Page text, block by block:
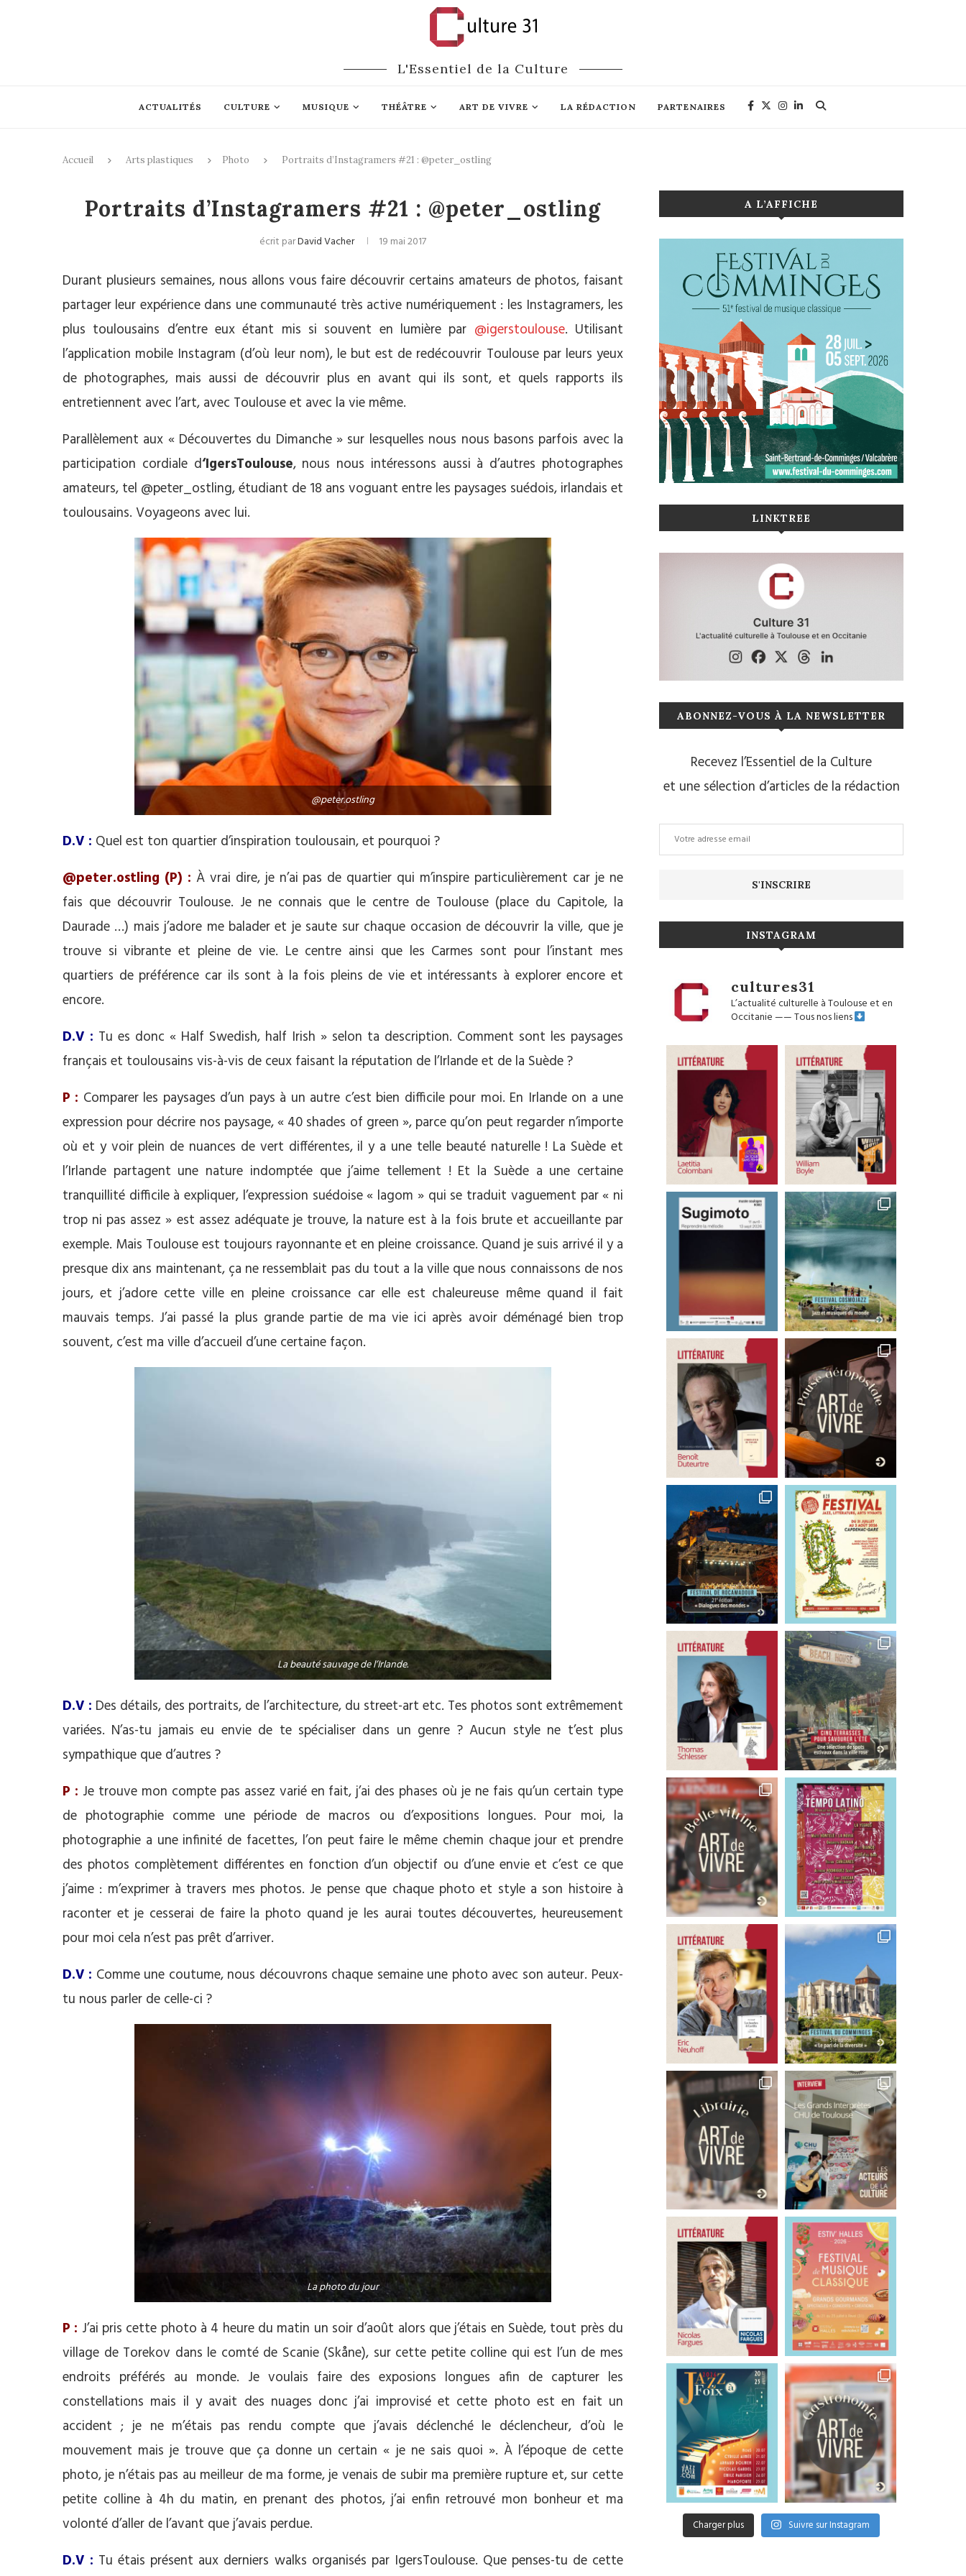
L'Essentiel de la Culture
ACTUALITÉS CULTURE MUSIQUE THÉÂTRE ART DE VIVRE LA RÉDACTION PARTENAIRES
Accueil Arts plastiques Photo Portraits d’Instagramers #21 : @peter_ostling
Portraits d’Instagramers #21 : @peter_ostling
écrit parDavid Vacher 19 mai 2017
Durant plusieurs semaines, nous allons vous faire découvrir certains amateurs de photos, faisant
partager leur expérience dans une communauté très active numériquement : les Instagramers, les
plus toulousains d’entre eux étant mis si souvent en lumière par @igerstoulouse. Utilisant
l’application mobile Instagram (d’où leur nom), le but est de redécouvrir Toulouse par leurs yeux
de photographes, mais aussi de découvrir plus en avant qui ils sont, et quels rapports ils
entretiennent avec l’art, avec Toulouse et avec la vie même.
Parallèlement aux « Découvertes du Dimanche » sur lesquelles nous nous basons parfois avec la
participation cordiale d‘IgersToulouse, nous nous intéressons aussi à d’autres photographes
amateurs, tel @peter_ostling, étudiant de 18 ans voguant entre les paysages suédois, irlandais et
toulousains. Voyageons avec lui.
@peter.ostling
D.V : Quel est ton quartier d’inspiration toulousain, et pourquoi ?
@peter.ostling (P) : À vrai dire, je n’ai pas de quartier qui m’inspire particulièrement car je ne
fais que découvrir Toulouse. Je ne connais que le centre de Toulouse (place du Capitole, la
Daurade …) mais j’adore me balader et je saute sur chaque occasion de découvrir la ville, que je
trouve si vibrante et pleine de vie. Le centre ainsi que les Carmes sont pour l’instant mes
quartiers de préférence car ils sont à la fois pleins de vie et intéressants à explorer encore et
encore.
D.V : Tu es donc « Half Swedish, half Irish » selon ta description. Comment sont les paysages
français et toulousains vis-à-vis de ceux faisant la réputation de l’Irlande et de la Suède ?
P : Comparer les paysages d’un pays à un autre c’est bien difficile pour moi. En Irlande on a une
expression pour décrire nos paysage, « 40 shades of green », parce qu’on peut regarder n’importe
où et y voir plein de nuances de vert différentes, il y a une telle beauté naturelle ! La Suède et
l’Irlande partagent une nature indomptée que j’aime tellement ! Et la Suède a une certaine
tranquillité difficile à expliquer, l’expression suédoise « lagom » qui se traduit vaguement par « ni
trop ni pas assez » est assez adéquate je trouve, la nature est à la fois brute et accueillante par
exemple. Mais Toulouse est toujours rayonnante et en pleine croissance. Quand je suis arrivé il y a
presque dix ans maintenant, ça ne ressemblait pas du tout a la ville que nous connaissons de nos
jours, et j’adore cette ville en pleine croissance car elle est chaleureuse même quand il fait
mauvais temps. J’ai passé la plus grande partie de ma vie ici après avoir déménagé bien trop
souvent, c’est ma ville d’accueil d’une certaine façon.
La beauté sauvage de l’Irlande.
D.V : Des détails, des portraits, de l’architecture, du street-art etc. Tes photos sont extrêmement
variées. N’as-tu jamais eu envie de te spécialiser dans un genre ? Aucun style ne t’est plus
sympathique que d’autres ?
P : Je trouve mon compte pas assez varié en fait, j’ai des phases où je ne fais qu’un certain type
de photographie comme une période de macros ou d’expositions longues. Pour moi, la
photographie a une infinité de facettes, l’on peut faire le même chemin chaque jour et prendre
des photos complètement différentes en fonction d’un objectif ou d’une envie et c’est ce que
j’aime : m’exprimer à travers mes photos. Je pense que chaque photo et style a son histoire à
raconter et je cesserai de faire la photo quand je les aurai toutes découvertes, heureusement
pour moi cela n’est pas prêt d’arriver.
D.V : Comme une coutume, nous découvrons chaque semaine une photo avec son auteur. Peux-
tu nous parler de celle-ci ?
La photo du jour
P : J’ai pris cette photo à 4 heure du matin un soir d’août alors que j’étais en Suède, tout près du
village de Torekov dans le comté de Scanie (Skåne), sur cette petite colline qui est l’un de mes
endroits préférés au monde. Je voulais faire des exposions longues afin de capturer les
constellations mais il y avait des nuages donc j’ai improvisé et cette photo est en fait un
accident ; je ne m’étais pas rendu compte que j’avais déclenché le déclencheur, d’où le
mouvement mais je trouve que ça donne un certain « je ne sais quoi ». À l’époque de cette
photo, je n’étais pas au meilleur de ma forme, je venais de subir ma première rupture et, sur cette
petite colline à 4h du matin, en prenant des photos, j’ai enfin retrouvé mon bonheur et ma
volonté d’aller de l’avant que j’avais perdue.
D.V : Tu étais présent aux derniers walks organisés par IgersToulouse. Que penses-tu de cette
A L’AFFICHE
LINKTREE
ABONNEZ-VOUS À LA NEWSLETTER
Recevez l’Essentiel de la Culture
et une sélection d’articles de la rédaction
INSTAGRAM
cultures31
L’actualité culturelle à Toulouse et en
Occitanie——Tous nos liens
Charger plus Suivre sur Instagram